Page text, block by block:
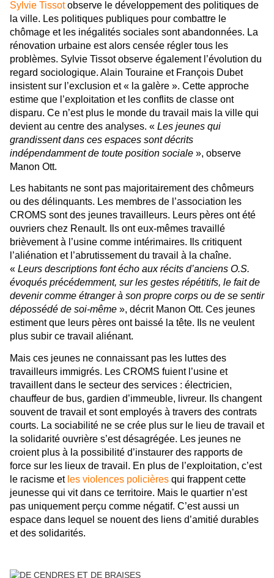
Sylvie Tissotobserve le développement des politiques de
la ville. Les politiques publiques pour combattre le
chômage et les inégalités sociales sont abandonnées. La
rénovation urbaine est alors censée régler tous les
problèmes. Sylvie Tissot observe également l’évolution du
regard sociologique. Alain Touraine et François Dubet
insistent sur l’exclusion et « la galère ». Cette approche
estime que l’exploitation et les conflits de classe ont
disparu. Ce n’est plus le monde du travail mais la ville qui
devient au centre des analyses. « Les jeunes qui
grandissent dans ces espaces sont décrits
indépendamment de toute position sociale », observe
Manon Ott.
Les habitants ne sont pas majoritairement des chômeurs
ou des délinquants. Les membres de l’association les
CROMS sont des jeunes travailleurs. Leurs pères ont été
ouvriers chez Renault. Ils ont eux-mêmes travaillé
brièvement à l’usine comme intérimaires. Ils critiquent
l’aliénation et l’abrutissement du travail à la chaîne.
« Leurs descriptions font écho aux récits d’anciens O.S.
évoqués précédemment, sur les gestes répétitifs, le fait de
devenir comme étranger à son propre corps ou de se sentir
dépossédé de soi-même », décrit Manon Ott. Ces jeunes
estiment que leurs pères ont baissé la tête. Ils ne veulent
plus subir ce travail aliénant.
Mais ces jeunes ne connaissant pas les luttes des
travailleurs immigrés. Les CROMS fuient l’usine et
travaillent dans le secteur des services : électricien,
chauffeur de bus, gardien d’immeuble, livreur. Ils changent
souvent de travail et sont employés à travers des contrats
courts. La sociabilité ne se crée plus sur le lieu de travail et
la solidarité ouvrière s’est désagrégée. Les jeunes ne
croient plus à la possibilité d’instaurer des rapports de
force sur les lieux de travail. En plus de l’exploitation, c’est
le racisme et les violences policières qui frappent cette
jeunesse qui vit dans ce territoire. Mais le quartier n’est
pas uniquement perçu comme négatif. C’est aussi un
espace dans lequel se nouent des liens d’amitié durables
et des solidarités.